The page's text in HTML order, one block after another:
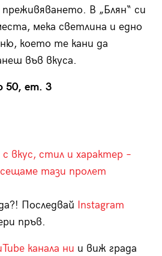
В „Блян“ си
мека светлина и едно
което те кани да
във вкуса.
50, ет. 3
вкус, стил и характер –
тази пролет
Последвай Instagram
пръв.
канала ни и виж града